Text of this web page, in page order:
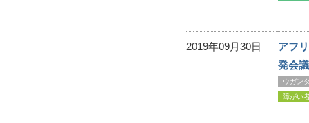
2019年09月30日
アフ
発会
ウガン
障がい